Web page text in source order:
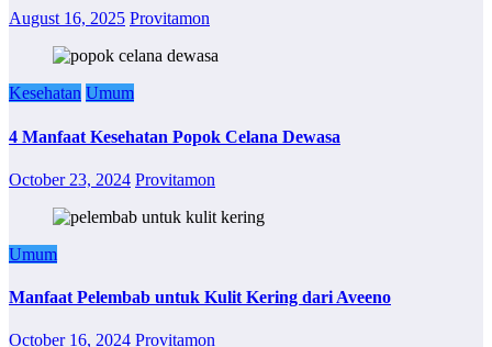
August 16, 2025 Provitamon
Kesehatan Umum
4 Manfaat Kesehatan Popok Celana Dewasa
October 23, 2024 Provitamon
Umum
Manfaat Pelembab untuk Kulit Kering dari Aveeno
October 16, 2024 Provitamon